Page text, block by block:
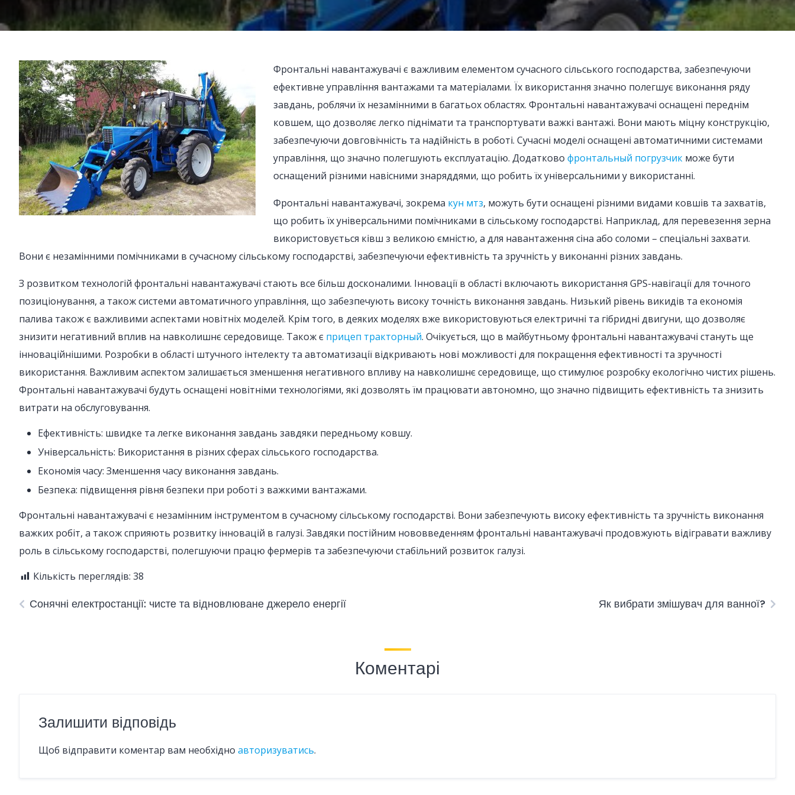
Фронтальні навантажувачі є важливим елементом сучасного сільського господарства, забезпечуючи
ефективне управління вантажами та матеріалами. Їх використання значно полегшує виконання ряду
завдань, роблячи їх незамінними в багатьох областях. Фронтальні навантажувачі оснащені переднім
ковшем, що дозволяє легко піднімати та транспортувати важкі вантажі. Вони мають міцну конструкцію,
забезпечуючи довговічність та надійність в роботі. Сучасні моделі оснащені автоматичними системами
управління, що значно полегшують експлуатацію. Додатково фронтальный погрузчик може бути
оснащений різними навісними знаряддями, що робить їх універсальними у використанні.
Фронтальні навантажувачі, зокрема кун мтз, можуть бути оснащені різними видами ковшів та захватів,
що робить їх універсальними помічниками в сільському господарстві. Наприклад, для перевезення зерна
використовується ківш з великою ємністю, а для навантаження сіна або соломи – спеціальні захвати.
Вони є незамінними помічниками в сучасному сільському господарстві, забезпечуючи ефективність та зручність у виконанні різних завдань.
З розвитком технологій фронтальні навантажувачі стають все більш досконалими. Інновації в області включають використання GPS-навігації для точного
позиціонування, а також системи автоматичного управління, що забезпечують високу точність виконання завдань. Низький рівень викидів та економія
палива також є важливими аспектами новітніх моделей. Крім того, в деяких моделях вже використовуються електричні та гібридні двигуни, що дозволяє
знизити негативний вплив на навколишнє середовище. Також є прицеп тракторный. Очікується, що в майбутньому фронтальні навантажувачі стануть ще
інноваційнішими. Розробки в області штучного інтелекту та автоматизації відкривають нові можливості для покращення ефективності та зручності
використання. Важливим аспектом залишається зменшення негативного впливу на навколишнє середовище, що стимулює розробку екологічно чистих рішень.
Фронтальні навантажувачі будуть оснащені новітніми технологіями, які дозволять їм працювати автономно, що значно підвищить ефективність та знизить
витрати на обслуговування.
Ефективність: швидке та легке виконання завдань завдяки передньому ковшу.
Універсальність: Використання в різних сферах сільського господарства.
Економія часу: Зменшення часу виконання завдань.
Безпека: підвищення рівня безпеки при роботі з важкими вантажами.
Фронтальні навантажувачі є незамінним інструментом в сучасному сільському господарстві. Вони забезпечують високу ефективність та зручність виконання
важких робіт, а також сприяють розвитку інновацій в галузі. Завдяки постійним нововведенням фронтальні навантажувачі продовжують відігравати важливу
роль в сільському господарстві, полегшуючи працю фермерів та забезпечуючи стабільний розвиток галузі.
Кількість переглядів: 38
Сонячні електростанції: чисте та відновлюване джерело енергії Як вибрати змішувач для ванної?
Коментарі
Залишити відповідь
Щоб відправити коментар вам необхідно авторизуватись.